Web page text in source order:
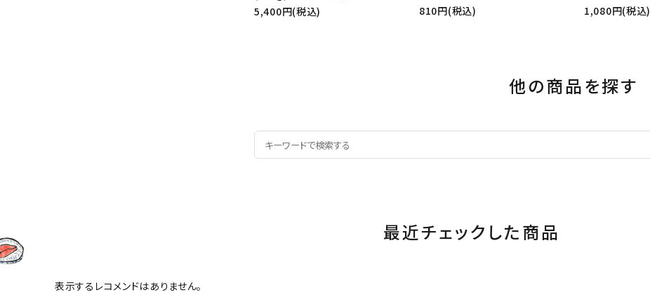
5,400円(税込)
810円(税込)
1,080円(税込)
他の商品を探す
最近チェックした商品
表示するレコメンドはありません。